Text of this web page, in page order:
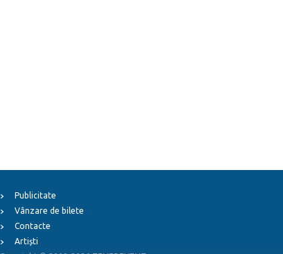
Publicitate
Vânzare de bilete
Contacte
Artiști